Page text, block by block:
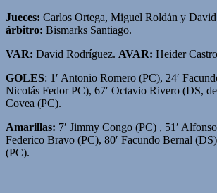
Jueces: Carlos Ortega, Miguel Roldán y David
árbitro: Bismarks Santiago.
VAR: David Rodríguez. AVAR: Heider
GOLES: 1′ Antonio Romero (PC), 24′
Nicolás Fedor PC), 67′ Octavio Rivero (DS,
Covea (PC).
Amarillas: 7′ Jimmy Congo (PC) , 51′
Federico Bravo (PC), 80′ Facundo Bernal
(PC).